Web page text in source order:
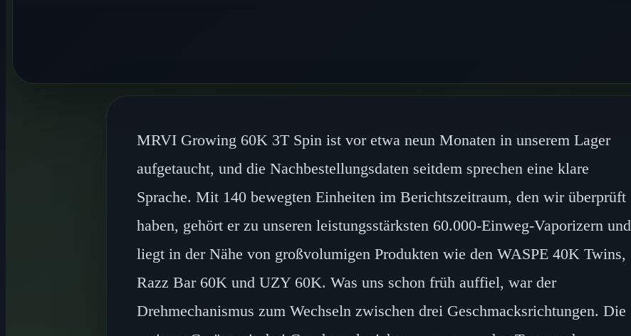
MRVI Growing 60K 3T Spin ist vor etwa neun Monaten in unserem Lager
aufgetaucht, und die Nachbestellungsdaten seitdem sprechen eine klare
Sprache. Mit 140 bewegten Einheiten im Berichtszeitraum, den wir überprüft
haben, gehört er zu unseren leistungsstärksten 60.000-Einweg-Vaporizern und
liegt in der Nähe von großvolumigen Produkten wie den WASPE 40K Twins,
Razz Bar 60K und UZY 60K. Was uns schon früh auffiel, war der
Drehmechanismus zum Wechseln zwischen drei Geschmacksrichtungen. Die